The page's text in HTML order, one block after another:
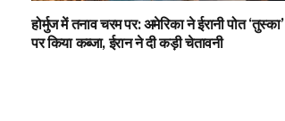
होर्मुज में तनाव चरम पर: अमेरिका ने ईरानी पोत ‘तुस्का’
पर किया कब्जा, ईरान ने दी कड़ी चेतावनी